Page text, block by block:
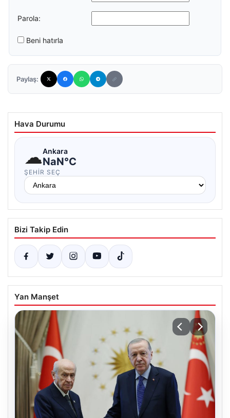
Parola:
Beni hatırla
Paylaş:
Hava Durumu
☁Ankara
NaN°C
ŞEHIR SEÇ
Bizi Takip Edin
Yan Manşet